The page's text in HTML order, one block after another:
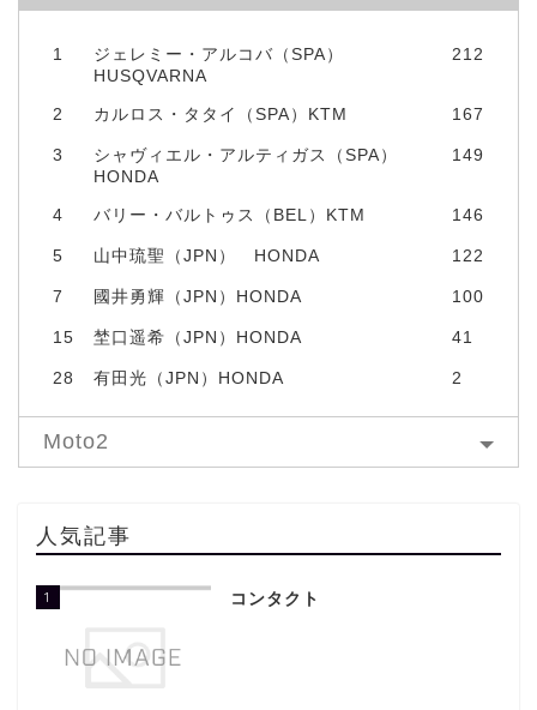
1
ジェレミー・アルコバ（SPA）
HUSQVARNA
212
2 カルロス・タタイ（SPA）KTM 167
3
シャヴィエル・アルティガス（SPA）
HONDA
149
4 バリー・バルトゥス（BEL）KTM 146
5 山中琉聖（JPN） HONDA 122
7 國井勇輝（JPN）HONDA 100
15 埜口遥希（JPN）HONDA 41
28 有田光（JPN）HONDA 2
Moto2
人気記事
1 コンタクト